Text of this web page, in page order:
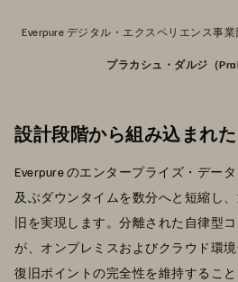
Everpure デジタル・エクスペリエンス事
プラカシュ・ダルジ（
設計段階から組み込まれ
Everpure のエンタープライズ・デー
及ぶダウンタイムを数分へと短縮し
旧を実現します。分離された自律型
が、オンプレミスおよびクラウド環
復旧ポイントの完全性を維持するこ